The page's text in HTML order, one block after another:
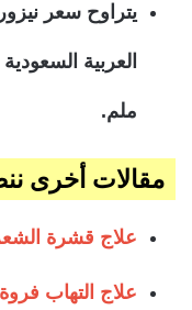
يتراوح سعر
ملم.
مقالات أخرى
علاج قشرة
علاج التهاب